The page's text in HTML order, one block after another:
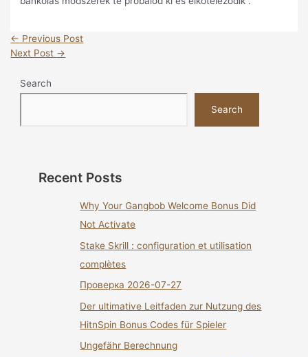
← Previous Post
Next Post →
Search
Search
Recent Posts
Why Your Gangbob Welcome Bonus Did
Not Activate
Stake Skrill : configuration et utilisation
complètes
Проверка 2026-07-27
Der ultimative Leitfaden zur Nutzung des
HitnSpin Bonus Codes für Spieler
Ungefähr Berechnung